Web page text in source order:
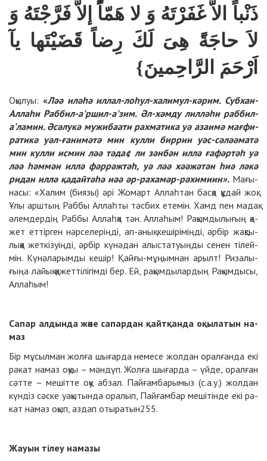
ذَنْباً الاَّ غَفَرْتَهُ وَ لا هَمّاً إلاَّ فَرَّجْتَهُ وَ
لاَ حاجَةًَ هِىَ لَكَ رِضاً قَضَيْتَها يآ
اَرْحَمَ الرَّاحِمينَ}
Оқылуы: «Ләә илә­һә ил­лал-ло­һул-ха­ли­мул-кә­рим. Суб­хан-
Аллаһи Раб­бил-а'ршил-а'зим. Әл-хәм­ду лил­лә­һи раб­бил-
а'ла­мин. Әсә­лу­кә му­жи­баати рах­ма­ти­ка уә азаимә мағ­фи­
ра­ти­кә уәл-ға­ни­мә­тә мин кул­ли бир­рин уәс-сә­лә­әма­тә
мин кул­ли ис­мин ләә тә­да¢ли зән­бән ил­лә ға­фәр­тәһ уә
ләә һәм­мән ил­лә фәр­рәж­тәһ, уә ләә хәәжә­тән һиә лә­кә
ри­дан ил­лә қа­дайтә­һә иәә әр-ра­ха­мәр-рә­хи­ми­ин». Ма­ғы­
на­сы: «Ха­лим (биязы) әрі Жо­март Аллаһ­тан бас­қа құ­дай жоқ.
Ұлы арш­тың Раб­бы Аллаһ­ты тәс­бих ете­мін. Хамд пен ма­дақ
әлем­дер­дің Раб­бы Аллаһ­қа тән. Аллаһым! Ра­қым­ды­лы­ғың қа­
жет ет­тір­ген нәр­се­ле­рің­ді, ап-анық ке­ші­рі­мің­ді, әр­бір жақ­сы­
лық­қа жет­кі­зуің­ді, әр­бір кү­нә­дан алыс­та­туың­ды се­нен ті­лей­
мін. Кү­нә­ла­рым­ды ке­шір! Қайғы-мұ­ңым­нан арылт! Ри­за­лы­
ғы­ңа лайық қа­жет­ті­лі­гім­ді бер. Ей, ра­қым­ды­лар­дың Ра­қым­ды­сы,
Аллаһым!
Са­пар ал­дын­да жә­не са­пар­дан қайт­қан­да оқы­ла­тын на­
маз
Бір мұ­сыл­ман жол­ға шы­ғар­да не­ме­се жол­дан орал­ған­да екі
рә­кат на­маз оқуы – мән­дүп. Жол­ға шы­ғар­да – үйде, орал­ған
сәт­те – ме­шіт­те оқу аб­зал. Пай­ғам­ба­ры­мыз (с.а.у.) жол­дан
күн­діз сәс­ке уақы­тын­да ора­лып, Пай­ғам­бар ме­ші­тін­де екі рә­
кат на­маз оқып, аз­дап оты­ра­тын255.
Жауын ті­леу на­ма­зы